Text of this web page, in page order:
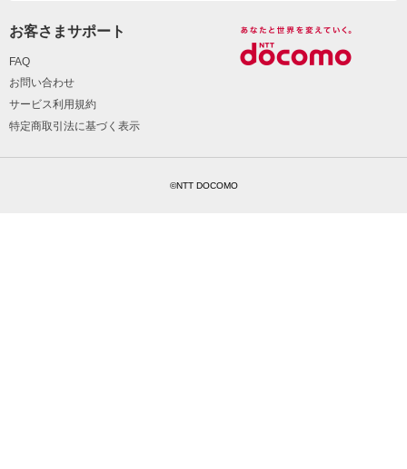
お客さまサポート
FAQ
お問い合わせ
サービス利用規約
特定商取引法に基づく表示
©NTT DOCOMO